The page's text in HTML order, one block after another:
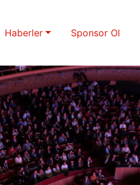
Haberler Sponsor Ol